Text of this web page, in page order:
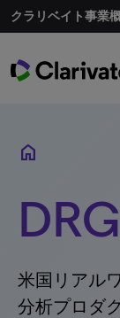
クラリベイト事業
home
米国リアル
分析プロダ